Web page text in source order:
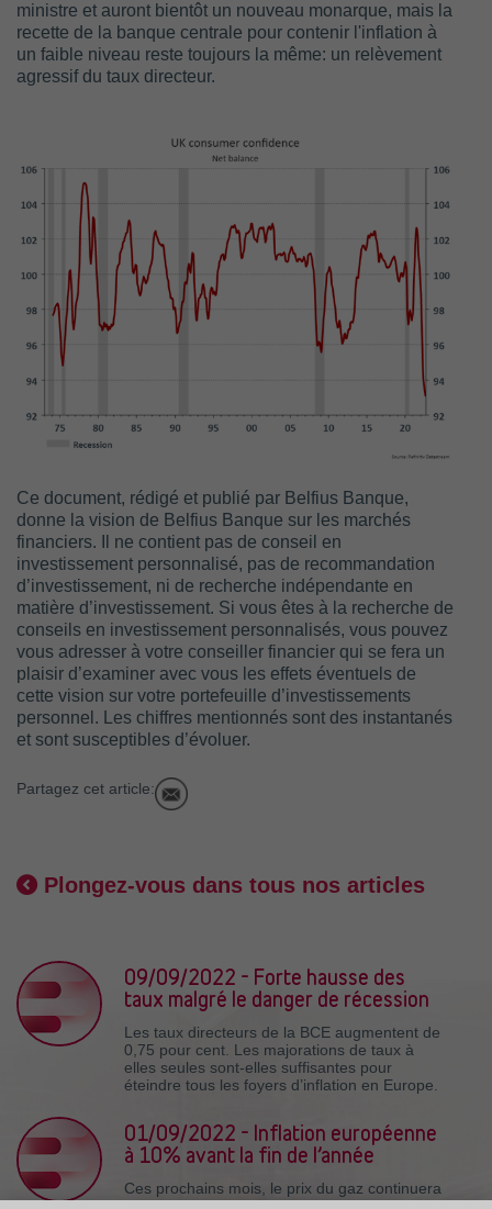
ministre et auront bientôt un nouveau monarque, mais la
recette de la banque centrale pour contenir l'inflation à
un faible niveau reste toujours la même: un relèvement
agressif du taux directeur.
Ce document, rédigé et publié par Belfius Banque,
donne la vision de Belfius Banque sur les marchés
financiers. Il ne contient pas de conseil en
investissement personnalisé, pas de recommandation
d’investissement, ni de recherche indépendante en
matière d’investissement. Si vous êtes à la recherche de
conseils en investissement personnalisés, vous pouvez
vous adresser à votre conseiller financier qui se fera un
plaisir d’examiner avec vous les effets éventuels de
cette vision sur votre portefeuille d’investissements
personnel. Les chiffres mentionnés sont des instantanés
et sont susceptibles d’évoluer.
Partagez cet article:
Plongez-vous dans tous nos articles
09/09/2022 - Forte hausse des
taux malgré le danger de récession
Les taux directeurs de la BCE augmentent de
0,75 pour cent. Les majorations de taux à
elles seules sont-elles suffisantes pour
éteindre tous les foyers d’inflation en Europe.
01/09/2022 - Inflation européenne
à 10% avant la fin de l’année
Ces prochains mois, le prix du gaz continuera
à marquer son empreinte sur l’évolution de